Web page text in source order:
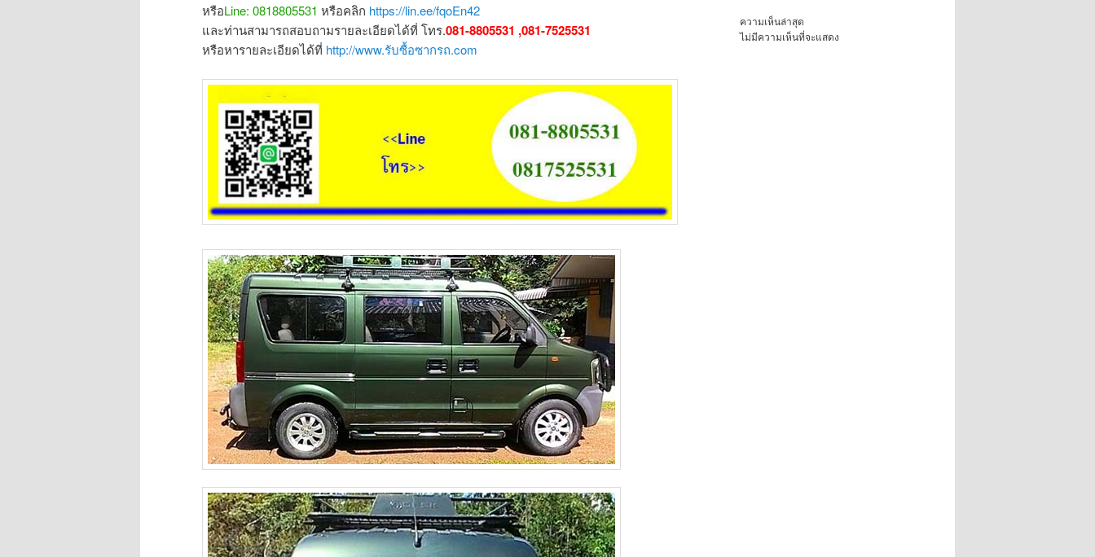
หรือLine: 0818805531 หรือคลิก https://lin.ee/fqoEn42
และท่านสามารถสอบถามรายละเอียดได้ที่ โทร.081-8805531 ,081-7525531
หรือหารายละเอียดได้ที่ http://www.รับซื้อซากรถ.com
ความเห็นล่าสุด
ไม่มีความเห็นที่จะแสดง